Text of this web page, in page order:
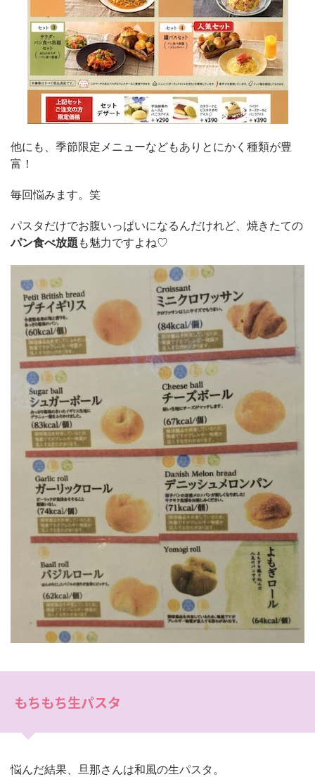
他にも、季節限定メニューなどもありとにかく種類が豊
富！
毎回悩みます。笑
パスタだけでお腹いっぱいになるんだけれど、焼きたての
パン食べ放題も魅力ですよね♡
もちもち生パスタ
悩んだ結果、旦那さんは和風の生パスタ。